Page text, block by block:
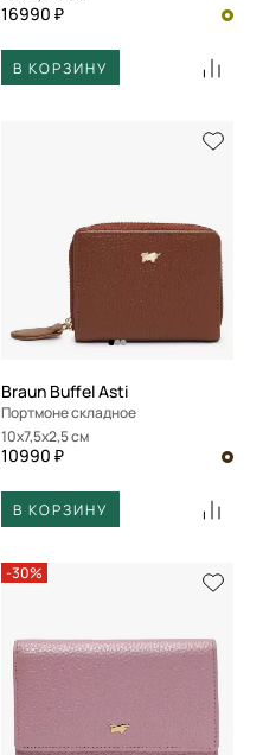
16990 ₽
В КОРЗИНУ
Braun Buffel Asti
Портмоне складное
10x7,5x2,5 см
10990 ₽
В КОРЗИНУ
-30%